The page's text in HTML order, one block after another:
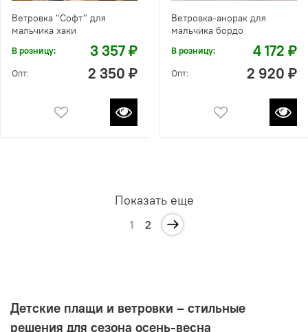
Ветровка "Софт" для
мальчика хаки
В розницу: 3 357 ₽
Опт: 2 350 ₽
Ветровка-анорак для
мальчика бордо
В розницу: 4 172 ₽
Опт: 2 920 ₽
Показать еще
1 2
Детские плащи и ветровки – стильные
решения для сезона осень-весна